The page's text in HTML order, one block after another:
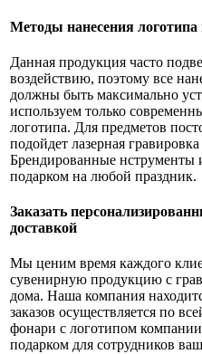
Методы нанесения
Данная продукция часто
воздействию, поэтому все
должны быть максимально
используем только
логотипа. Для предметов
подойдет лазерная
Брендированные нструменты
подарком на любой праздник.
Заказать
доставкой
Мы ценим время каждого
сувенирную продукцию с
дома. Наша компания
заказов осуществляется по
фонари с логотипом
подарком для сотрудников